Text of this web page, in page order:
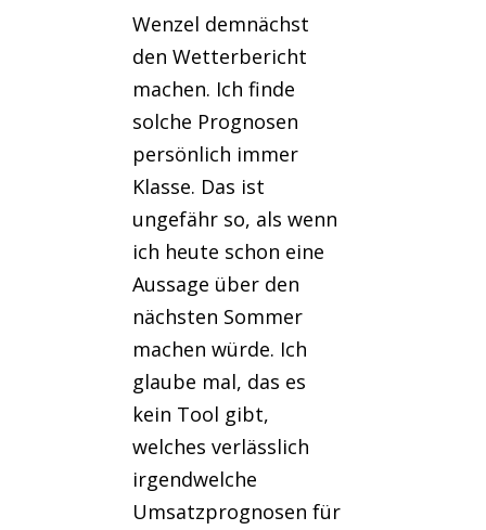
Wenzel demnächst
den Wetterbericht
machen. Ich finde
solche Prognosen
persönlich immer
Klasse. Das ist
ungefähr so, als wenn
ich heute schon eine
Aussage über den
nächsten Sommer
machen würde. Ich
glaube mal, das es
kein Tool gibt,
welches verlässlich
irgendwelche
Umsatzprognosen für